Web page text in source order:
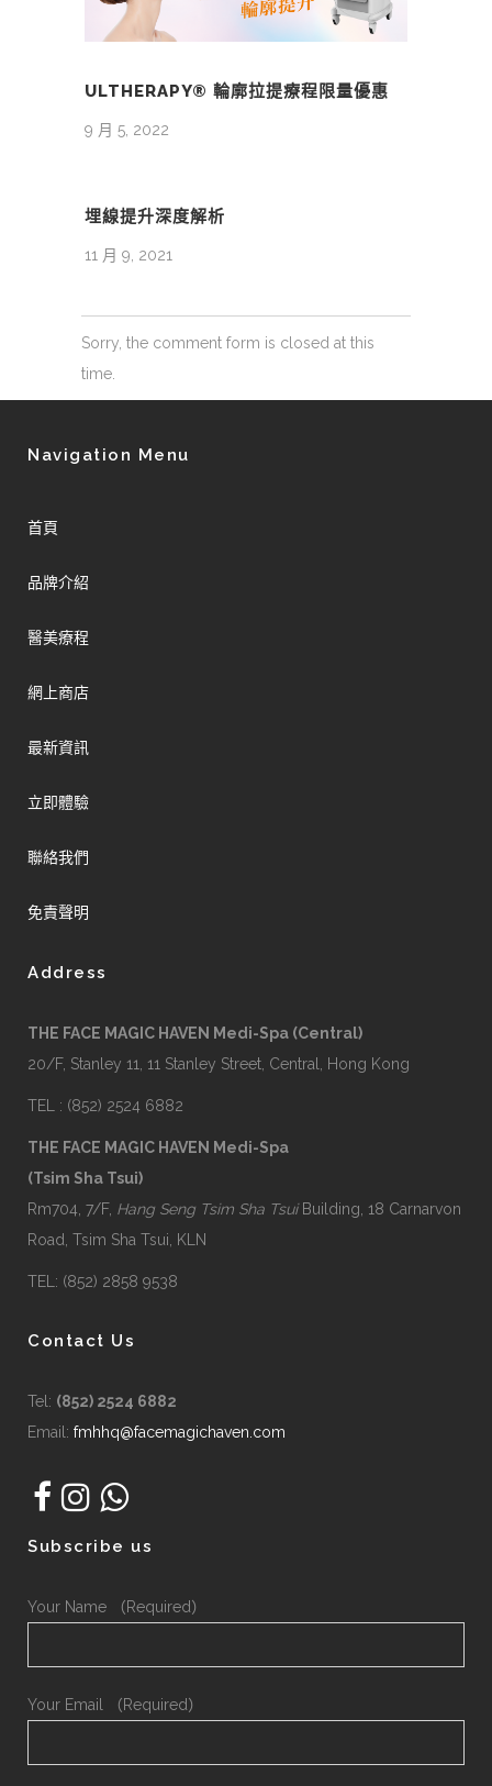
ULTHERAPY® 輪廓拉提療程限量優惠
9 月 5, 2022
埋線提升深度解析
11 月 9, 2021
Sorry, the comment form is closed at this
time.
Navigation Menu
首頁
品牌介紹
醫美療程
網上商店
最新資訊
立即體驗
聯絡我們
免責聲明
Address
THE FACE MAGIC HAVEN Medi-Spa (Central)
20/F, Stanley 11, 11 Stanley Street, Central, Hong Kong
TEL : (852) 2524 6882
THE FACE MAGIC HAVEN Medi-Spa
(Tsim Sha Tsui)
Rm704, 7/F, Hang Seng Tsim Sha TsuiBuilding, 18 Carnarvon
Road, Tsim Sha Tsui, KLN
TEL: (852) 2858 9538
Contact Us
Tel: (852) 2524 6882
Email: fmhhq@facemagichaven.com
Subscribe us
Your Name （Required）
Your Email （Required）